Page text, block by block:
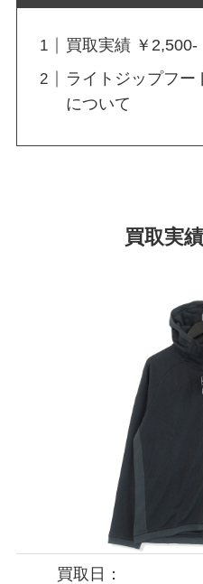
買取実績 ￥2,500-
ライトジップフー
について
買取実
買取日：